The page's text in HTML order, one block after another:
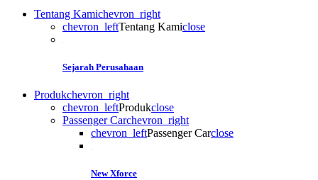
Tentang Kamichevron_right
chevron_leftTentang Kamiclose
Sejarah Perusahaan
Produkchevron_right
chevron_leftProdukclose
Passenger Carchevron_right
chevron_leftPassenger Carclose
New Xforce